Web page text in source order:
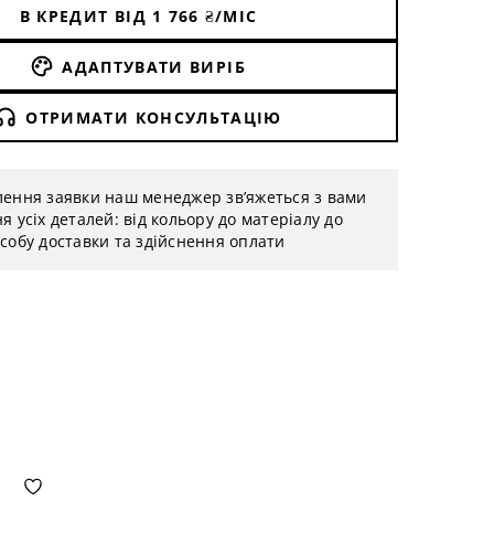
В КРЕДИТ ВІД 1 766 ₴/МІС
АДАПТУВАТИ ВИРІБ
ОТРИМАТИ КОНСУЛЬТАЦІЮ
заявки наш менеджер зв’яжеться з вами
усіх деталей: від кольору до матеріалу до
доставки та здійснення оплати